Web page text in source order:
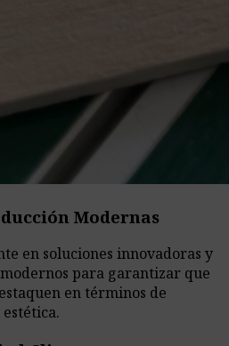
Modernas
en soluciones innovadoras y
para garantizar que
en términos de